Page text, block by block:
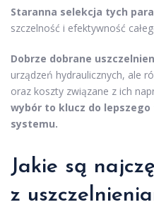
Staranna selekcja tych
szczelność i efektywność
Dobrze dobrane
urządzeń hydraulicznych, ale
oraz koszty związane z ich
wybór to klucz do lepszego
systemu.
Jakie są
z